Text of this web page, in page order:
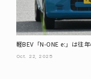
軽BEV「N-ONE e:」は往
スメできる? 試乗で確認
Oct. 22, 2025